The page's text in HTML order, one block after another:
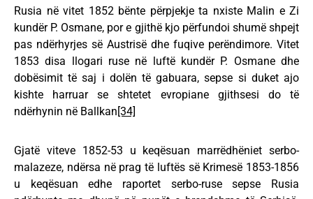
Rusia në vitet 1852 bënte përpjekje ta nxiste Malin e Zi
kundër P. Osmane, por e gjithë kjo përfundoi shumë shpejt
pas ndërhyrjes së Austrisë dhe fuqive perëndimore. Vitet
1853 disa llogari ruse në luftë kundër P. Osmane dhe
dobësimit të saj i dolën të gabuara, sepse si duket ajo
kishte harruar se shtetet evropiane gjithsesi do të
ndërhynin në Ballkan[34]
Gjatë viteve 1852-53 u keqësuan marrëdhëniet serbo-
malazeze, ndërsa në prag të luftës së Krimesë 1853-1856
u keqësuan edhe raportet serbo-ruse sepse Rusia